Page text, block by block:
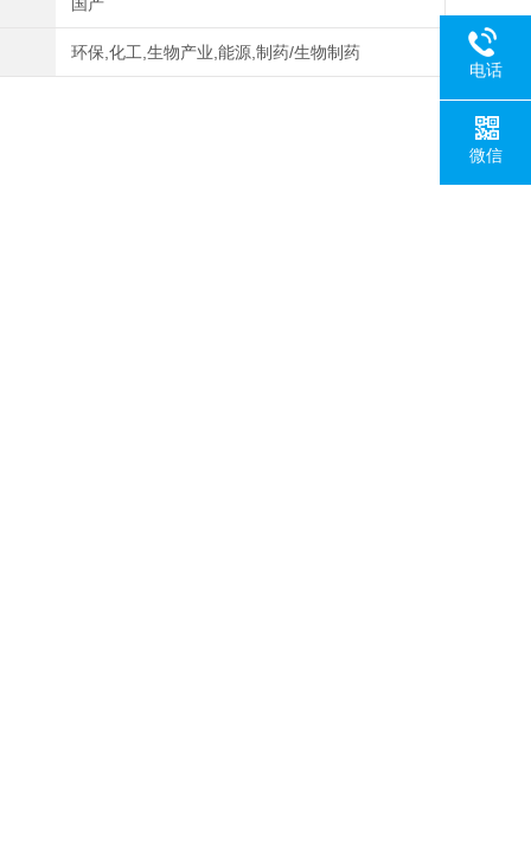
环保,化工,生物产业,能源,制药/生物制药
电话
微信